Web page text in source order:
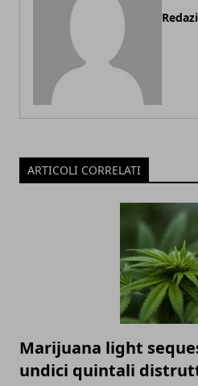
ARTICOLI CORRELATI
Marijuana light
undici quintali